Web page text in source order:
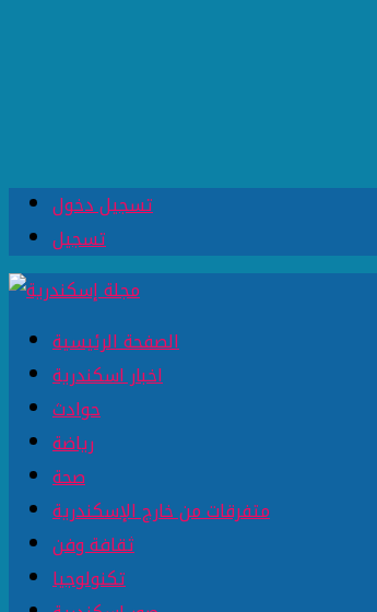
تسجيل دخول
تسجيل
الصفحة الرئيسية
اخبار اسكندرية
حوادث
رياضة
صحة
متفرقات من خارج الإسكندرية
ثقافة وفن
تكنولوجيا